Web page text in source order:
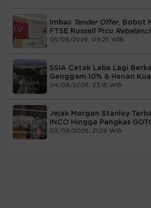
Imbas Tender Offer, Bobot
FTSE Russell Picu
05/08/2026, 09:25 WIB
SSIA Cetak Laba Lagi
Genggam 10% & Henan
04/08/2026, 23:15 WIB
Jejak Morgan Stanley
INCO Hingga Pangkas
03/08/2026, 21:29 WIB